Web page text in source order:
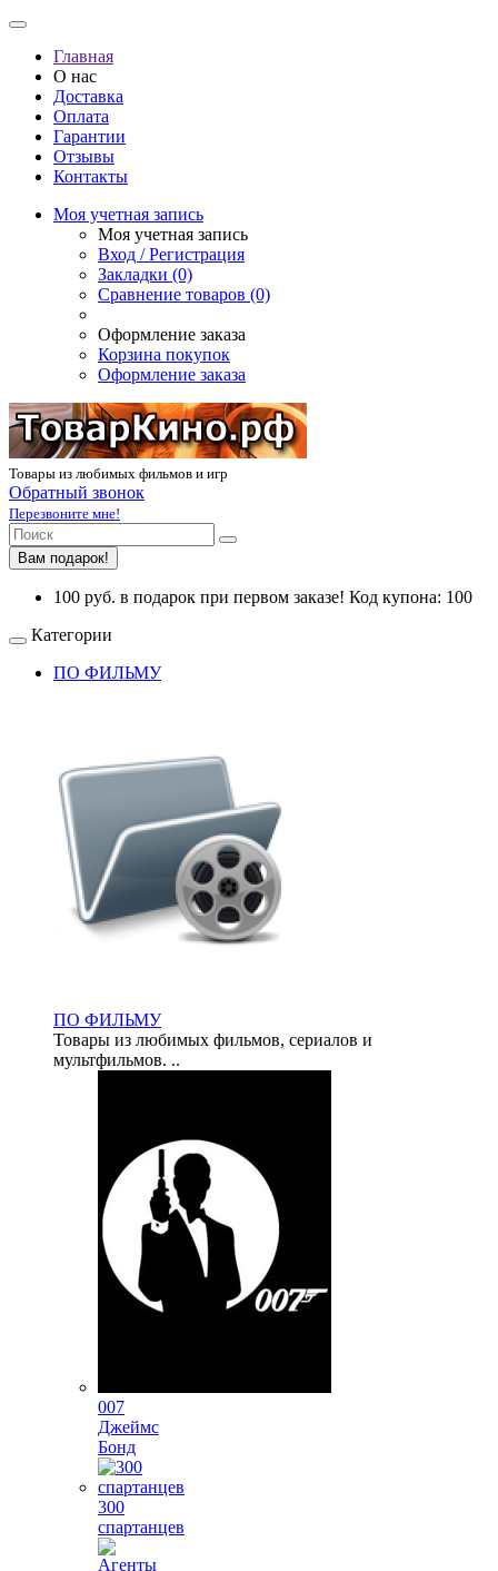
Главная
О нас
Доставка
Оплата
Гарантии
Отзывы
Контакты
Моя учетная запись
Моя учетная запись
Вход / Регистрация
Закладки (0)
Сравнение товаров (0)
Оформление заказа
Корзина покупок
Оформление заказа
Товары из любимых фильмов и игр
Обратный звонок
Перезвоните мне!
Вам подарок!
100 руб. в подарок при первом заказе! Код купона: 100
Категории
ПО ФИЛЬМУ
ПО ФИЛЬМУ
Товары из любимых фильмов, сериалов и
мультфильмов. ..
007
Джеймс
Бонд
300
спартанцев